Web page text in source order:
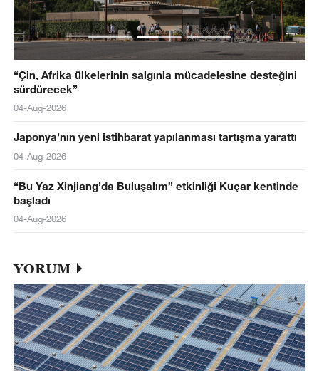
“Çin, Afrika ülkelerinin salgınla mücadelesine desteğini
sürdürecek”
04-Aug-2026
Japonya’nın yeni istihbarat yapılanması tartışma yarattı
04-Aug-2026
“Bu Yaz Xinjiang’da Buluşalım” etkinliği Kuçar kentinde
başladı
04-Aug-2026
YORUM